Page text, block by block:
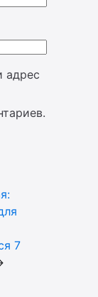
адрес
7